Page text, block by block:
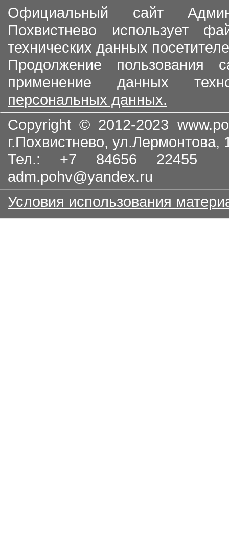
Официальный сайт
Похвистнево использует
технических данных
Продолжение пользования
применение данных
персональных данных.
Copyright © 2012-2023
г.Похвистнево, ул.Лермонтова,
Тел.: +7 84656
adm.pohv@yandex.ru
Условия использования